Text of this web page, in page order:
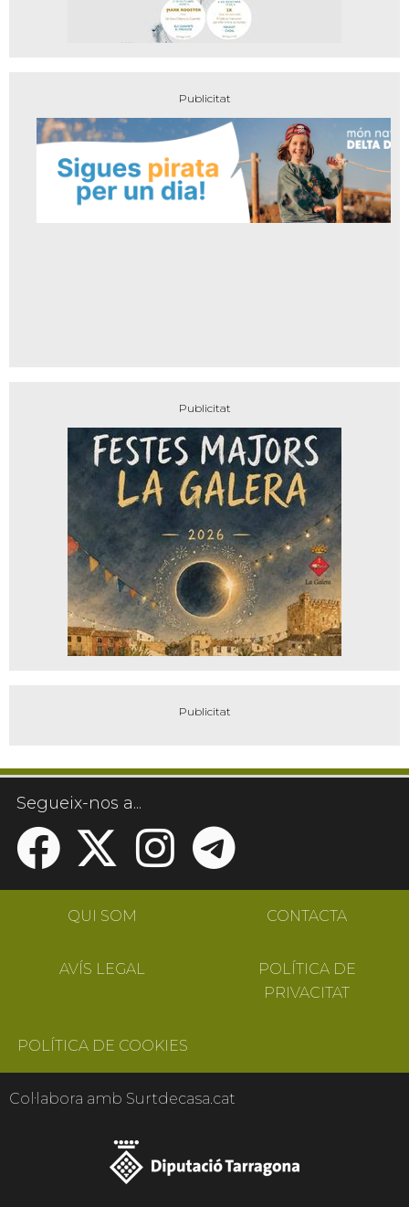
Segueix-nos a...
QUI SOM CONTACTA
AVÍS LEGAL
POLÍTICA DE
PRIVACITAT
POLÍTICA DE COOKIES
Col·labora amb Surtdecasa.cat